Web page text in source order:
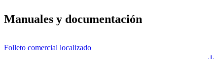
Manuales y documentación
Folleto comercial localizado